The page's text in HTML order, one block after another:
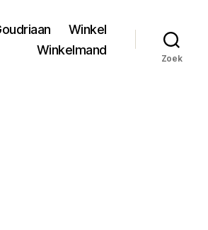
Winkel
Winkelmand
Zoek